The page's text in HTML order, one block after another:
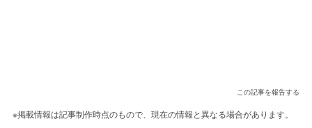
この記事を報告する
※掲載情報は記事制作時点のもので、現在の情報と異なる場合があります。